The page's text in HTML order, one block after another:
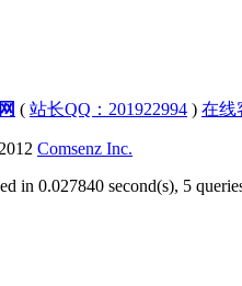
( 站长QQ：201922994 ) 在线
Comsenz Inc.
in 0.027840 second(s), 5